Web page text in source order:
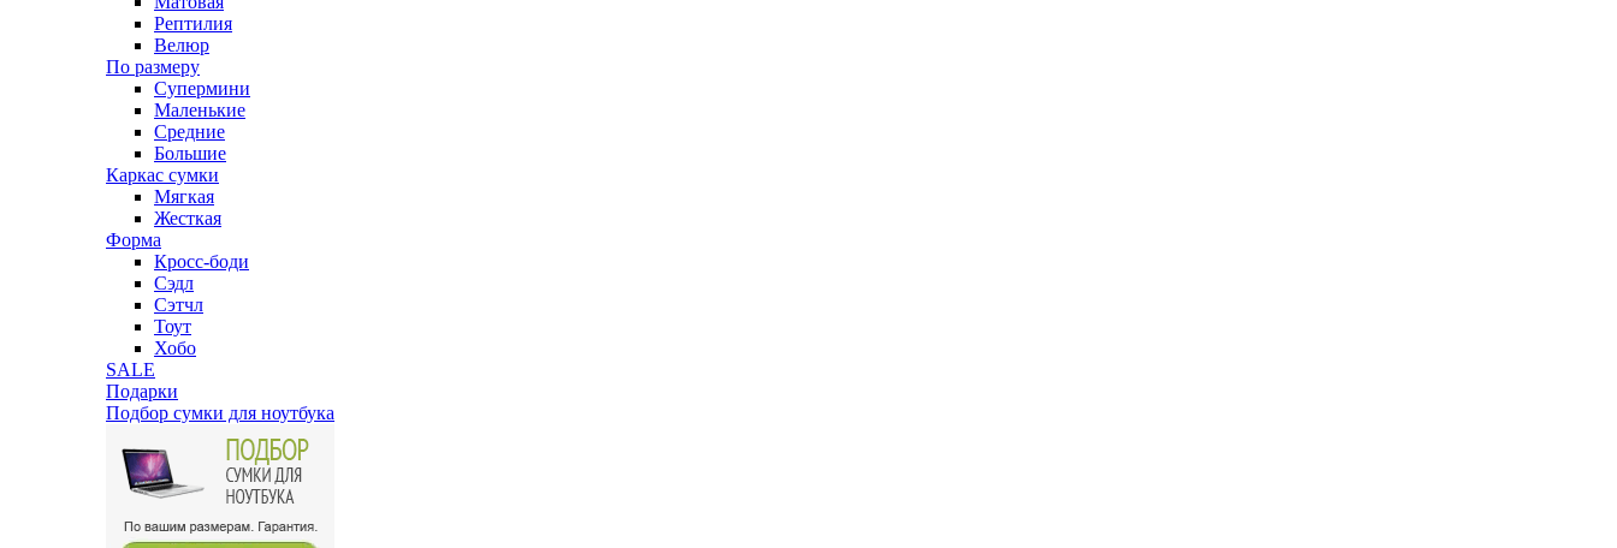
Рептилия
Велюр
По размеру
Супермини
Маленькие
Средние
Большие
Каркас сумки
Мягкая
Жесткая
Форма
Кросс-боди
Сэдл
Сэтчл
Тоут
Хобо
SALE
Подарки
Подбор сумки для ноутбука